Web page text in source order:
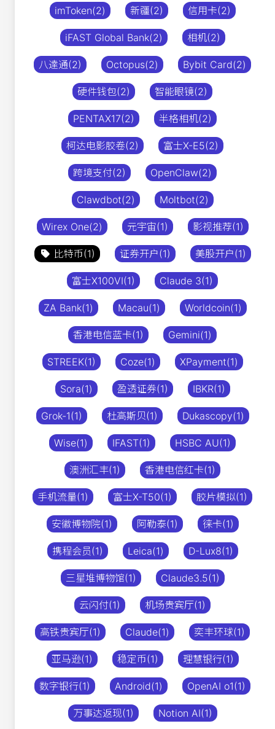
imToken(2) 新疆(2) 信用卡(2)
iFAST Global Bank(2) 相机(2)
八達通(2) Octopus(2) Bybit Card(2)
硬件钱包(2) 智能眼镜(2)
PENTAX17(2) 半格相机(2)
柯达电影胶卷(2) 富士X-E5(2)
跨境支付(2) OpenClaw(2)
Clawdbot(2) Moltbot(2)
Wirex One(2) 元宇宙(1) 影视推荐(1)
比特币(1) 证券开户(1) 美股开户(1)
富士X100VI(1) Claude 3(1)
ZA Bank(1) Macau(1) Worldcoin(1)
香港电信蓝卡(1) Gemini(1)
STREEK(1) Coze(1) XPayment(1)
Sora(1) 盈透证券(1) IBKR(1)
Grok-1(1) 杜高斯贝(1) Dukascopy(1)
Wise(1) IFAST(1) HSBC AU(1)
澳洲汇丰(1) 香港电信红卡(1)
手机流量(1) 富士X-T50(1) 胶片模拟(1)
安徽博物院(1) 阿勒泰(1) 徕卡(1)
携程会员(1) Leica(1) D-Lux8(1)
三星堆博物馆(1) Claude3.5(1)
云闪付(1) 机场贵宾厅(1)
高铁贵宾厅(1) Claude(1) 奕丰环球(1)
亚马逊(1) 稳定币(1) 理慧银行(1)
数字银行(1) Android(1) OpenAI o1(1)
万事达返现(1) Notion AI(1)